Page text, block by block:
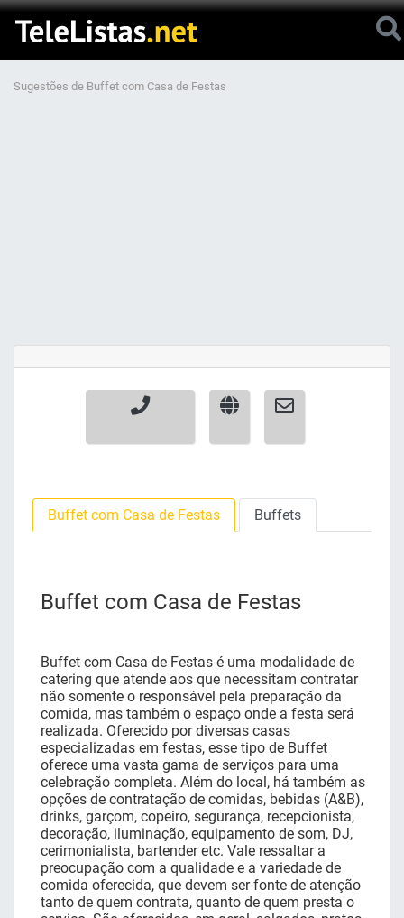
Sugestões de Buffet com Casa de Festas
Buffet com Casa de Festas Buffets
Buffet com Casa de Festas
Buffet com Casa de Festas é uma modalidade de
catering que atende aos que necessitam contratar
não somente o responsável pela preparação da
comida, mas também o espaço onde a festa será
realizada. Oferecido por diversas casas
especializadas em festas, esse tipo de Buffet
oferece uma vasta gama de serviços para uma
celebração completa. Além do local, há também as
opções de contratação de comidas, bebidas (A&B),
drinks, garçom, copeiro, segurança, recepcionista,
decoração, iluminação, equipamento de som, DJ,
cerimonialista, bartender etc. Vale ressaltar a
preocupação com a qualidade e a variedade de
comida oferecida, que devem ser fonte de atenção
tanto de quem contrata, quanto de quem presta o